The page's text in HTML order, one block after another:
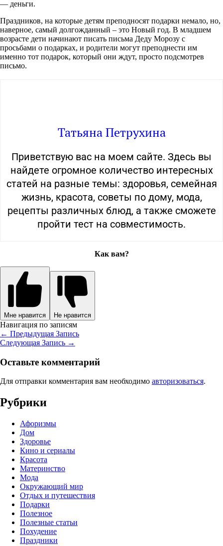
— деньги.
Праздников, на которые детям преподносят подарки немало, но,
наверное, самый долгожданный – это Новый год. В младшем
возрасте дети начинают писать письма Деду Морозу с
просьбами о подарках, и родители могут преподнести им
именно тот подарок, который они ждут, просто подсмотрев
письмо.
Татьяна Петрухина
Приветствую вас на моем сайте. Здесь вы
найдете огромное количество интересных
статей на разные темы: здоровья, семейная
жизнь, красота, советы по дому, мода,
рецепты различных блюд, а также сможете
пройти тест на совместимость.
Как вам?
Мне нравится Не нравится
Навигация по записям
← Предыдущая Запись
Следующая Запись →
Оставьте комментарий
Для отправки комментария вам необходимо авторизоваться.
Рубрики
Афоризмы
Дом
Здоровье
Кино и сериалы
Красота
Материнство
Мода
Окружающий мир
Отдых и путешествия
Подарки
Полезное
Полезные статьи
Похудение
Праздники